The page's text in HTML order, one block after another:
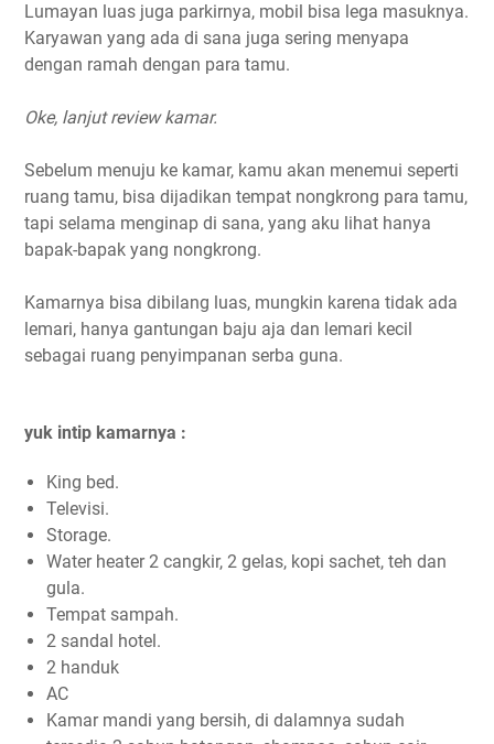
Lumayan luas juga parkirnya, mobil bisa lega masuknya.
Karyawan yang ada di sana juga sering menyapa
dengan ramah dengan para tamu.
Oke, lanjut review kamar.
Sebelum menuju ke kamar, kamu akan menemui seperti
ruang tamu, bisa dijadikan tempat nongkrong para tamu,
tapi selama menginap di sana, yang aku lihat hanya
bapak-bapak yang nongkrong.
Kamarnya bisa dibilang luas, mungkin karena tidak ada
lemari, hanya gantungan baju aja dan lemari kecil
sebagai ruang penyimpanan serba guna.
yuk intip kamarnya :
King bed.
Televisi.
Storage.
Water heater 2 cangkir, 2 gelas, kopi sachet, teh dan
gula.
Tempat sampah.
2 sandal hotel.
2 handuk
AC
Kamar mandi yang bersih, di dalamnya sudah